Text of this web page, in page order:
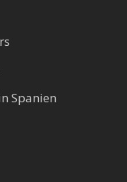
Spanien